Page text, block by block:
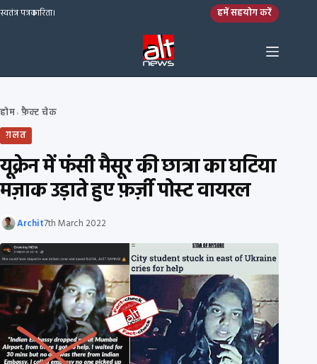
Skip to content
स्वतंत्र पत्रकारिता। हमें सहयोग करें
होम› फ़ैक्ट चेक
ग़लत
यूक्रेन में फंसी मैसूर की छात्रा का घटिया
मज़ाक उड़ाते हुए फ़र्ज़ी पोस्ट वायरल
Archit7th March 2022